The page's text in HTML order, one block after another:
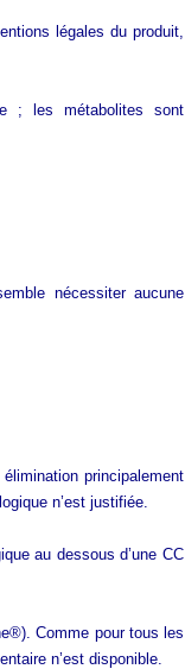
légales du produit,
; les métabolites sont
nécessiter aucune
principalement
n’est justifiée.
au dessous d’une CC
Comme pour tous les
n’est disponible.